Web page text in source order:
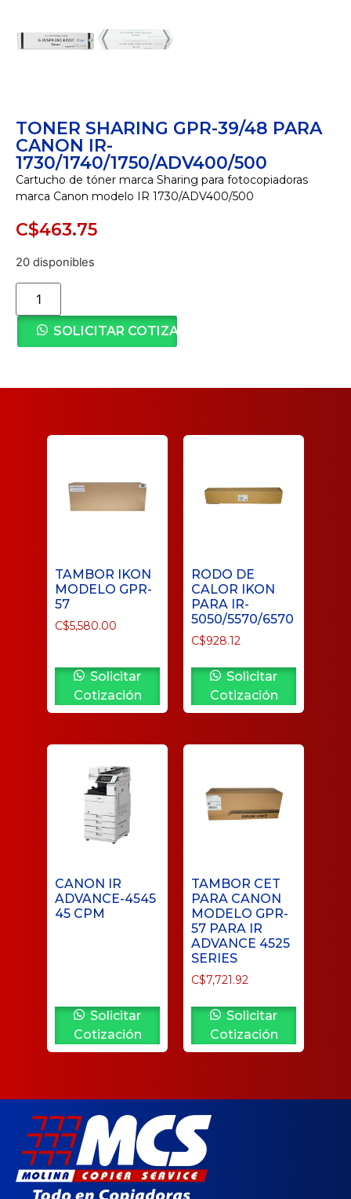
TONER SHARING GPR-39/48 PARA
CANON IR-
1730/1740/1750/ADV400/500
Cartucho de tóner marca Sharing para fotocopiadoras
marca Canon modelo IR 1730/ADV400/500
C$463.75
20 disponibles
SOLICITAR COTIZACIÓN
TAMBOR IKON
MODELO GPR-
57
C$5,580.00
Solicitar
Cotización
RODO DE
CALOR IKON
PARA IR-
5050/5570/6570
C$928.12
Solicitar
Cotización
CANON IR
ADVANCE-4545
45 CPM
Solicitar
Cotización
TAMBOR CET
PARA CANON
MODELO GPR-
57 PARA IR
ADVANCE 4525
SERIES
C$7,721.92
Solicitar
Cotización